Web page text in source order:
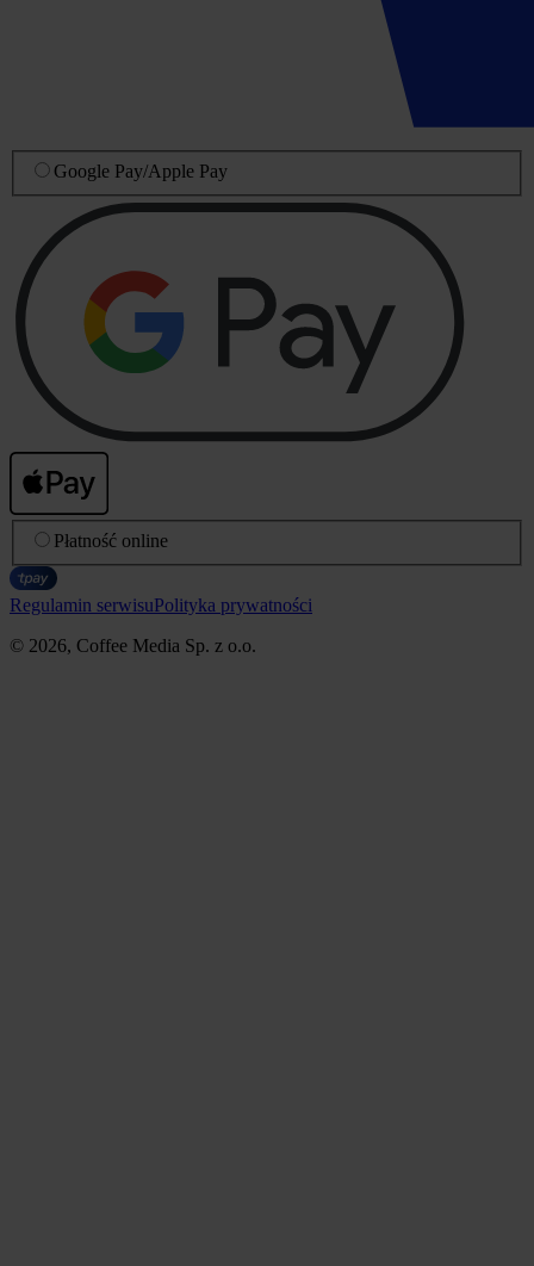
Google Pay/Apple Pay
Płatność online
Regulamin serwisuPolityka prywatności
© 2026, Coffee Media Sp. z o.o.